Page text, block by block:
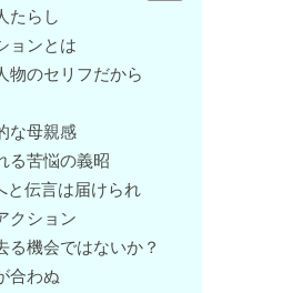
たらし
ョンとは
物のセリフだから
な母親感
る苦悩の義昭
伝言は届けられ
クション
る機会ではないか？
合わぬ